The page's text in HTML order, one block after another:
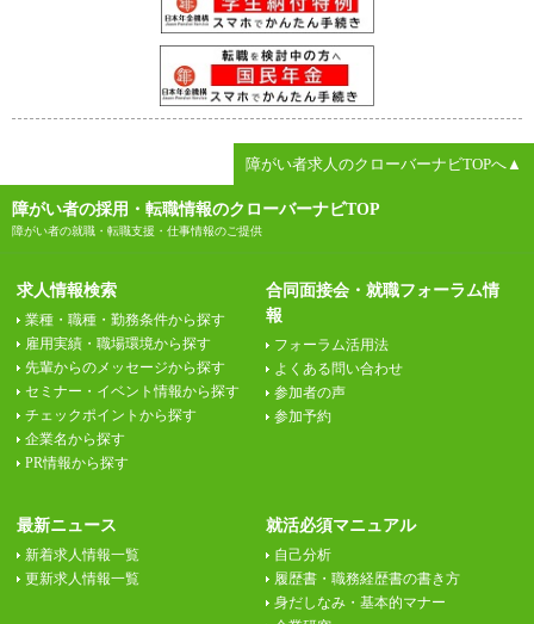
障がい者求人のクローバーナビTOPへ▲
障がい者の採用・転職情報のクローバーナビTOP
障がい者の就職・転職支援・仕事情報のご提供
求人情報検索
業種・職種・勤務条件から探す
雇用実績・職場環境から探す
先輩からのメッセージから探す
セミナー・イベント情報から探す
チェックポイントから探す
企業名から探す
PR情報から探す
合同面接会・就職フォーラム情
報
フォーラム活用法
よくある問い合わせ
参加者の声
参加予約
最新ニュース
新着求人情報一覧
更新求人情報一覧
就活必須マニュアル
自己分析
履歴書・職務経歴書の書き方
身だしなみ・基本的マナー